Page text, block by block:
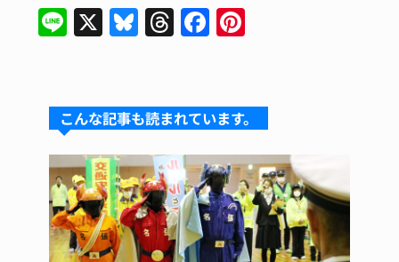
Li
n
X Bl
u
s
k
y
T
hr
a
d
s
F
a
e
b
o
o
k
re
st
こんな記事も読まれています。